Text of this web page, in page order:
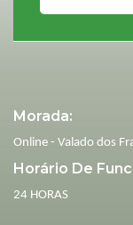
Morada:
Online - Valado dos
Horário De
24 HORAS